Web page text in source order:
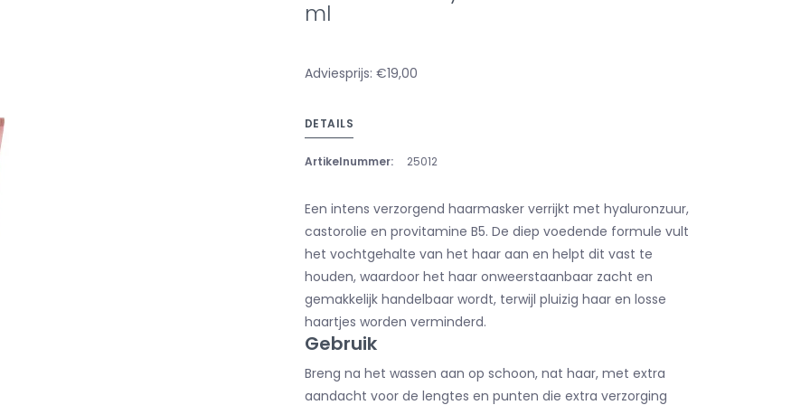
ml
Adviesprijs: €19,00
DETAILS
Artikelnummer: 25012
Een intens verzorgend haarmasker verrijkt met hyaluronzuur,
castorolie en provitamine B5. De diep voedende formule vult
het vochtgehalte van het haar aan en helpt dit vast te
houden, waardoor het haar onweerstaanbaar zacht en
gemakkelijk handelbaar wordt, terwijl pluizig haar en losse
haartjes worden verminderd.
Gebruik
Breng na het wassen aan op schoon, nat haar, met extra
aandacht voor de lengtes en punten die extra verzorging